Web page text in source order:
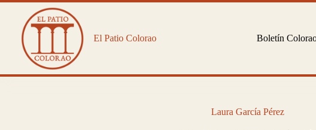
Saltar
contenido
El Patio Colorao
Boletín
Laura García Pérez